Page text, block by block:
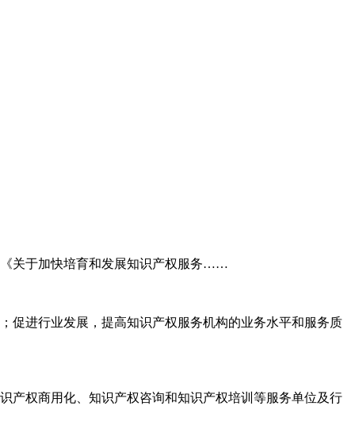
《关于加快培育和发展知识产权服务……
促进行业发展，提高知识产权服务机构的业务水平和服务质
产权商用化、知识产权咨询和知识产权培训等服务单位及行